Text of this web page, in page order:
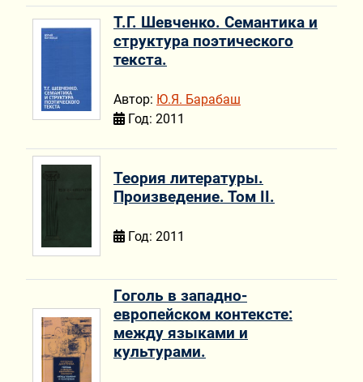
Т.Г. Шевченко. Семантика и
структура поэтического
текста.
Автор: Ю.Я. Барабаш
Год: 2011
Теория литературы.
Произведение. Том II.
Год: 2011
Гоголь в западно-
европейском контексте:
между языками и
культурами.